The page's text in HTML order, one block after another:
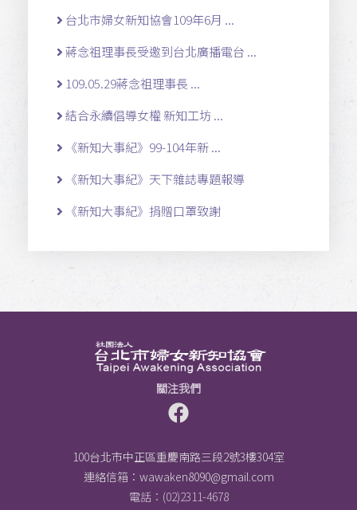
台北市婦女新知協會109年6月 ...
蔣念祖理事長受邀到台北廣播電台 ...
109.05.29蔣念祖理事長 ...
結合永續倡導女權 新知工坊 ...
《新知大事紀》99-104年新 ...
《新知大事紀》天下雜誌專題報導
《新知大事紀》捐贈口罩致謝
關注我們
100台北市中正區重慶南路三段2號3樓304室
連絡信箱： wawaken8090@gmail.com
電話：(02)2311-4678